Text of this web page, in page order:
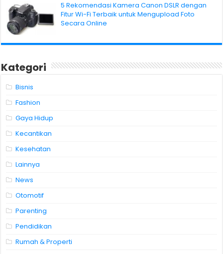
5 Rekomendasi Kamera Canon DSLR dengan
Fitur Wi-Fi Terbaik untuk Mengupload Foto
Secara Online
Kategori
Bisnis
Fashion
Gaya Hidup
Kecantikan
Kesehatan
Lainnya
News
Otomotif
Parenting
Pendidikan
Rumah & Properti